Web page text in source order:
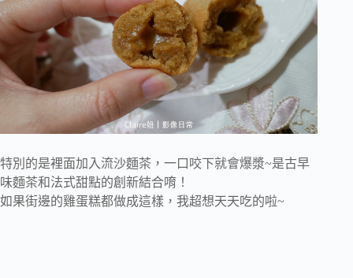
特別的是裡面加入流沙麵茶，一口咬下就會爆漿~是古早
味麵茶和法式甜點的創新結合唷！
如果街邊的雞蛋糕都做成這樣，我超想天天吃的啦~